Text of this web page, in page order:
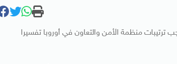
منظمة الأمن والتعاون في أوروبا تفسيرا